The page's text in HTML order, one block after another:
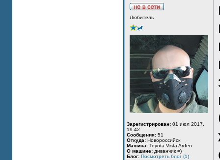
Любитель
Зарегистрирован: 01 июл 2017,
19:42
Сообщения: 51
Откуда: Новороссийск
Машина: Toyota Vista Ardeo
О машине: диванчик =)
Блог: Посмотреть блог (1)